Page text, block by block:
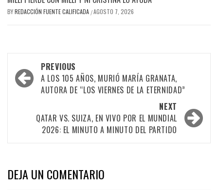
BYREDACCIÓN FUENTE CALIFICADA /AGOSTO 7, 2026
PREVIOUS
A LOS 105 AÑOS, MURIÓ MARÍA GRANATA,
AUTORA DE “LOS VIERNES DE LA ETERNIDAD”
NEXT
QATAR VS. SUIZA, EN VIVO POR EL MUNDIAL
2026: EL MINUTO A MINUTO DEL PARTIDO
DEJA UN COMENTARIO